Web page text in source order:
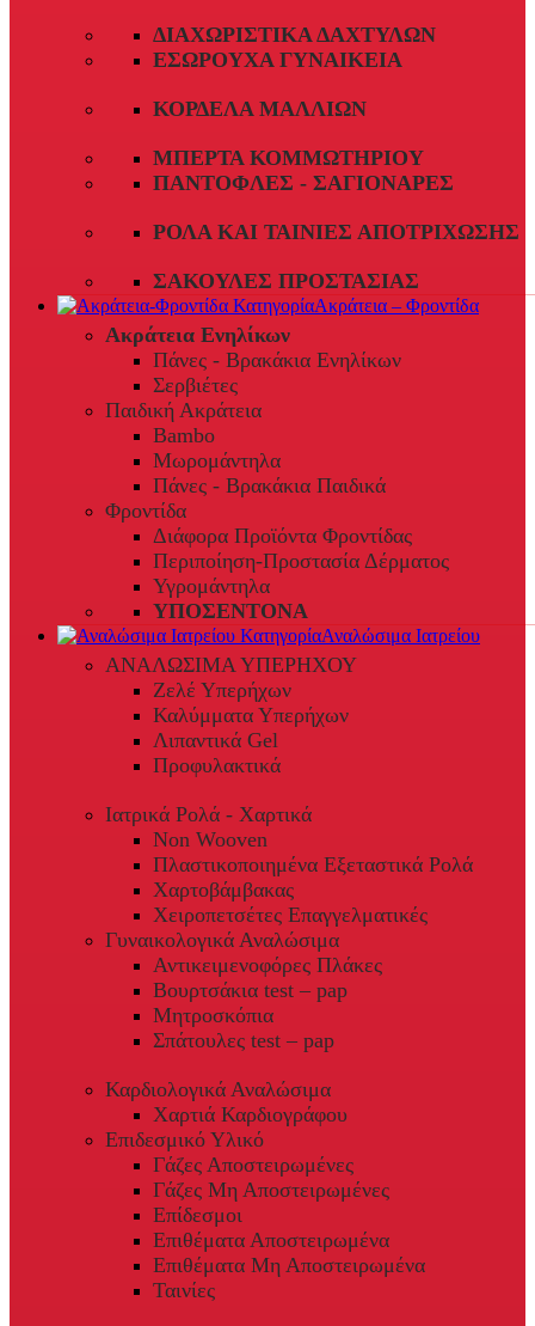
ΔΙΑΧΩΡΙΣΤΙΚΆ ΔΑΧΤΎΛΩΝ
ΕΣΏΡΟΥΧΑ ΓΥΝΑΙΚΕΊΑ
ΚΟΡΔΈΛΑ ΜΑΛΛΙΏΝ
ΜΠΈΡΤΑ ΚΟΜΜΩΤΗΡΊΟΥ
ΠΑΝΤΌΦΛΕΣ - ΣΑΓΙΟΝΆΡΕΣ
ΡΟΛΆ ΚΑΙ ΤΑΙΝΊΕΣ ΑΠΟΤΡΊΧΩΣΗΣ
ΣΑΚΟΎΛΕΣ ΠΡΟΣΤΑΣΊΑΣ
Ακράτεια – Φροντίδα
Ακράτεια Ενηλίκων
Πάνες - Βρακάκια Ενηλίκων
Σερβιέτες
Παιδική Ακράτεια
Bambo
Μωρομάντηλα
Πάνες - Βρακάκια Παιδικά
Φροντίδα
Διάφορα Προϊόντα Φροντίδας
Περιποίηση-Προστασία Δέρματος
Υγρομάντηλα
ΥΠΟΣΕΝΤΟΝΑ
Αναλώσιμα Ιατρείου
ΑΝΑΛΩΣΙΜΑ ΥΠΕΡΗΧΟΥ
Ζελέ Υπερήχων
Καλύμματα Υπερήχων
Λιπαντικά Gel
Προφυλακτικά
Ιατρικά Ρολά - Χαρτικά
Non Wooven
Πλαστικοποιημένα Εξεταστικά Ρολά
Χαρτοβάμβακας
Χειροπετσέτες Επαγγελματικές
Γυναικολογικά Αναλώσιμα
Αντικειμενοφόρες Πλάκες
Βουρτσάκια test – pap
Μητροσκόπια
Σπάτουλες test – pap
Καρδιολογικά Αναλώσιμα
Χαρτιά Καρδιογράφου
Επιδεσμικό Υλικό
Γάζες Αποστειρωμένες
Γάζες Μη Αποστειρωμένες
Επίδεσμοι
Επιθέματα Αποστειρωμένα
Επιθέματα Μη Αποστειρωμένα
Ταινίες